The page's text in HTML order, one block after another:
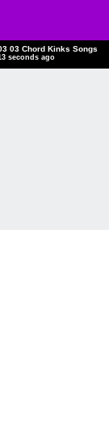
03 Chord Kinks Songs
seconds ago